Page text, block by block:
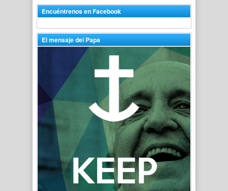
Encuéntrenos en Facebook
El mensaje del Papa